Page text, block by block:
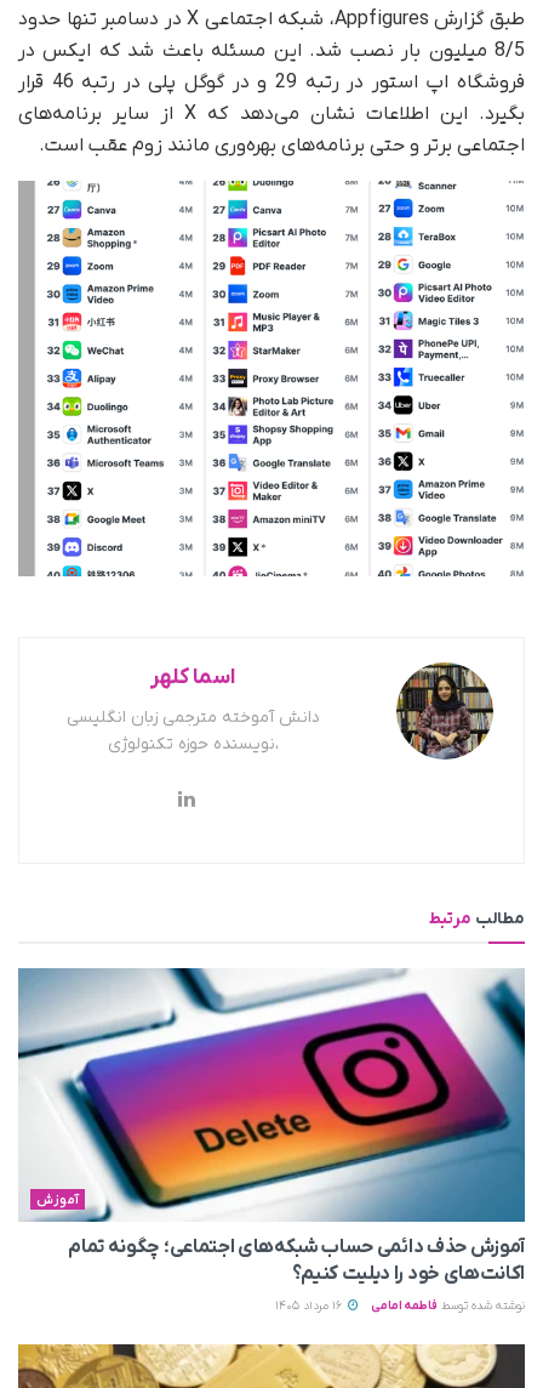
طبق گزارش Appfigures، شبکه اجتماعی X در دسامبر تنها حدود
8/5 میلیون بار نصب شد. این مسئله باعث شد که ایکس در
فروشگاه اپ استور در رتبه 29 و در گوگل پلی در رتبه 46 قرار
بگیرد. این اطلاعات نشان می‌دهد که X از سایر برنامه‌های
اجتماعی برتر و حتی برنامه‌های بهره‌وری مانند زوم عقب است.
اسما کلهر
دانش آموخته مترجمی زبان انگلیسی
،نویسنده حوزه تکنولوژی
مطالب مرتبط
آموزش
آموزش حذف دائمی حساب شبکه‌های اجتماعی؛ چگونه تمام
اکانت‌های خود را دیلیت کنیم؟
نوشته شده توسط فاطمه امامی